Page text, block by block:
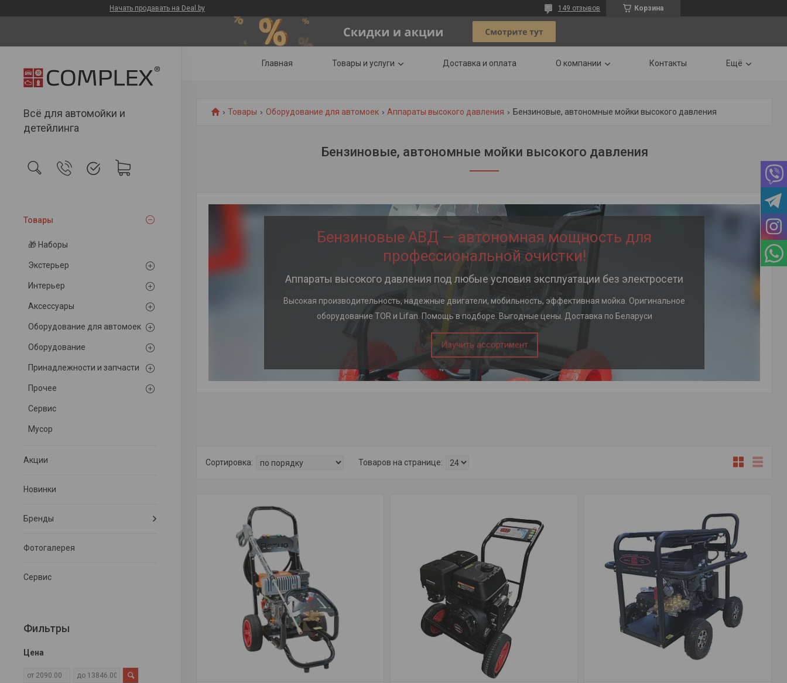
Начать продавать на Deal.by Корзина
149 отзывов
Всё для автомойки и
детейлинга
Товары
🎁 Наборы
Экстерьер
Интерьер
Аксессуары
Оборудование для автомоек
Оборудование
Принадлежности и запчасти
Прочее
Сервис
Мусор
Акции
Новинки
Бренды
Фотогалерея
Сервис
Фильтры
Цена
Главная Товары и услуги Доставка и оплата О компании Контакты Ещё
Товары Оборудование для автомоек Аппараты высокого давления Бензиновые, автономные мойки высокого давления
Бензиновые, автономные мойки высокого давления
Бензиновые АВД — автономная мощность для
профессиональной очистки!
Аппараты высокого давления под любые условия эксплуатации без электросети
Высокая производительность, надежные двигатели, мобильность, эффективная мойка. Оригинальное
оборудование TOR и Lifan. Помощь в подборе. Выгодные цены. Доставка по Беларуси
Изучить ассортимент